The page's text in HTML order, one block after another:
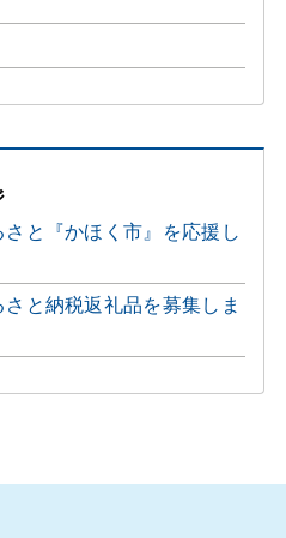
さと『かほく市』を応援し
さと納税返礼品を募集しま